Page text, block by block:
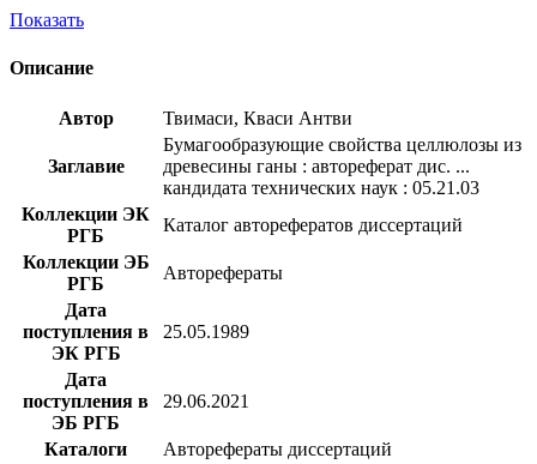
Показать
Описание
Автор Твимаси, Кваси Антви
Заглавие
Бумагообразующие свойства целлюлозы из
древесины ганы : автореферат дис. ...
кандидата технических наук : 05.21.03
Коллекции ЭК
РГБ
Каталог авторефератов диссертаций
Коллекции ЭБ
РГБ
Авторефераты
Дата
поступления в
ЭК РГБ
25.05.1989
Дата
поступления в
ЭБ РГБ
29.06.2021
Каталоги
Авторефераты диссертаций